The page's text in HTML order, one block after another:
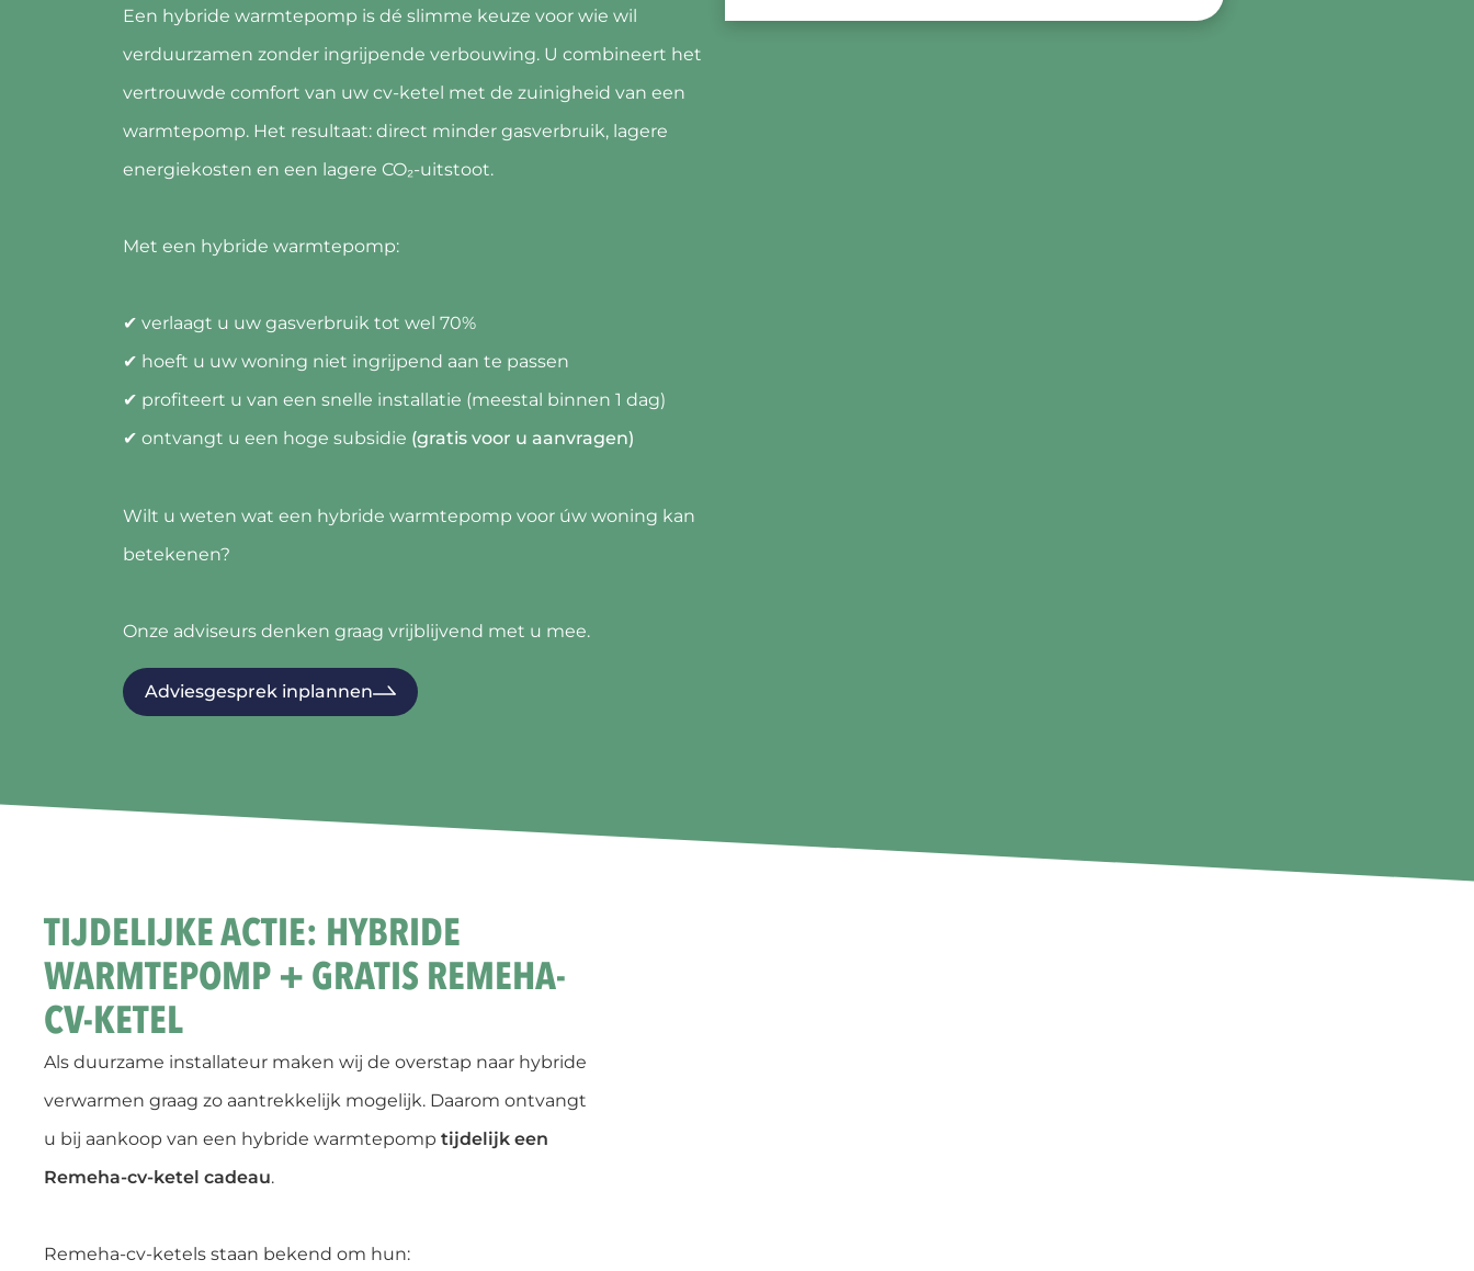
Een hybride warmtepomp is dé slimme keuze voor wie wil
verduurzamen zonder ingrijpende verbouwing. U combineert het
vertrouwde comfort van uw cv-ketel met de zuinigheid van een
warmtepomp. Het resultaat: direct minder gasverbruik, lagere
energiekosten en een lagere CO₂-uitstoot.
Met een hybride warmtepomp:
✔ verlaagt u uw gasverbruik tot wel 70%
✔ hoeft u uw woning niet ingrijpend aan te passen
✔ profiteert u van een snelle installatie (meestal binnen 1 dag)
✔ ontvangt u een hoge subsidie (gratis voor u aanvragen)
Wilt u weten wat een hybride warmtepomp voor úw woning kan
betekenen?
Onze adviseurs denken graag vrijblijvend met u mee.
Adviesgesprek inplannen
TIJDELIJKE ACTIE: HYBRIDE
WARMTEPOMP + GRATIS REMEHA-
CV-KETEL
Als duurzame installateur maken wij de overstap naar hybride
verwarmen graag zo aantrekkelijk mogelijk. Daarom ontvangt
u bij aankoop van een hybride warmtepomp tijdelijk een
Remeha-cv-ketel cadeau.
Remeha-cv-ketels staan bekend om hun: